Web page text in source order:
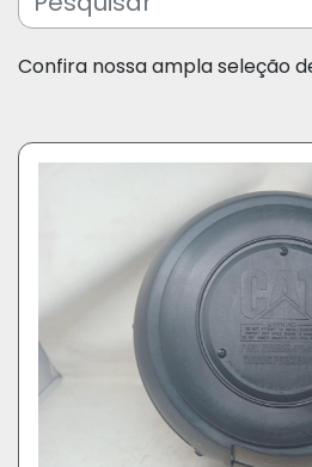
Fabricante
Confira nossa ampla seleção